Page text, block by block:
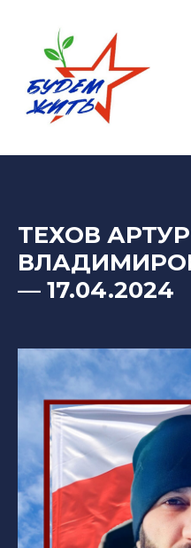
ТЕХОВ АРТУР
— 17.04.2024